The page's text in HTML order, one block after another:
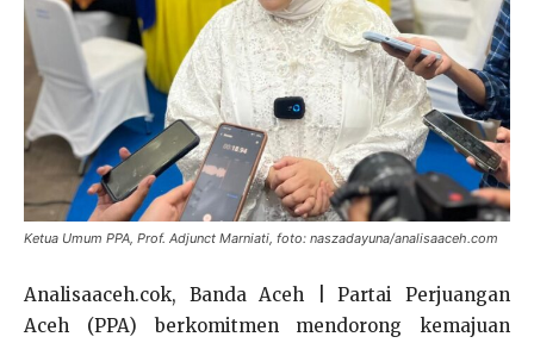
Ketua Umum PPA, Prof. Adjunct Marniati, foto: naszadayuna/analisaaceh.com
Analisaaceh.cok, Banda Aceh | Partai Perjuangan
Aceh (PPA) berkomitmen mendorong kemajuan